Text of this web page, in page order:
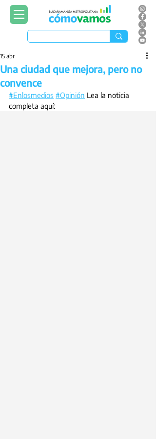
Una ciudad que mejora, pero no
convence
15 abr
#Enlosmedios #Opinión Lea la noticia
completa aquí: